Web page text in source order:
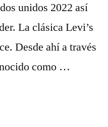
unidos 2022 así
La clásica Levi’s
Desde ahí a través
como …